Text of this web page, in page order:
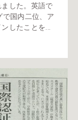
した。英語で
で国内二位、ア
したことを...